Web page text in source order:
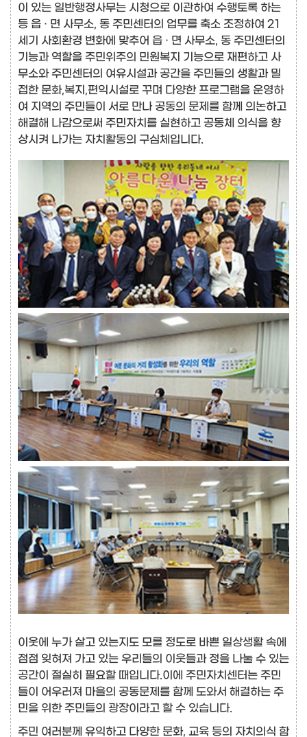
이 있는 일반행정사무는 시청으로 이관하여 수행토록 하는
등 읍 · 면 사무소, 동 주민센터의 업무를 축소 조정하여 21
세기 사회환경 변화에 맞추어 읍 · 면 사무소, 동 주민센터의
기능과 역할을 주민위주의 민원복지 기능으로 재편하고 사
무소와 주민센터의 여유시설과 공간을 주민들의 생활과 밀
접한 문화,복지,편익시설로 꾸며 다양한 프로그램을 운영하
여 지역의 주민들이 서로 만나 공동의 문제를 함께 의논하고
해결해 나감으로써 주민자치를 실현하고 공동체 의식을 향
상시켜 나가는 자치활동의 구심체입니다.
이웃에 누가 살고 있는지도 모를 정도로 바쁜 일상생활 속에
점점 잊혀져 가고 있는 우리들의 이웃들과 정을 나눌 수 있는
공간이 절실히 필요할 때입니다.이에 주민자치센터는 주민
들이 어우러져 마을의 공동문제를 함께 도와서 해결하는 주
민을 위한 주민들의 광장이라고 할 수 있습니다.
주민 여러분께 유익하고 다양한 문화, 교육 등의 자치의식 함